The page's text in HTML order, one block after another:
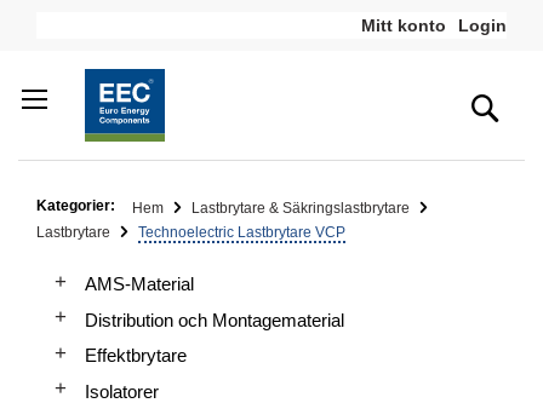
Mitt konto Login
Kategorier: Hem
Lastbrytare & Säkringslastbrytare
Lastbrytare
Technoelectric Lastbrytare VCP
AMS-Material
Distribution och Montagematerial
Effektbrytare
Isolatorer